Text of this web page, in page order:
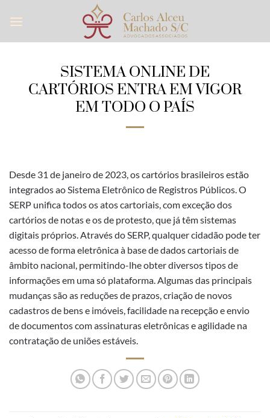
SISTEMA ONLINE DE
CARTÓRIOS ENTRA EM VIGOR
EM TODO O PAÍS
Desde 31 de janeiro de 2023, os cartórios brasileiros estão
integrados ao Sistema Eletrônico de Registros Públicos. O
SERP unifica todos os atos cartoriais, com exceção dos
cartórios de notas e os de protesto, que já têm sistemas
digitais próprios. Através do SERP, qualquer cidadão pode ter
acesso de forma eletrônica à base de dados cartoriais de
âmbito nacional, permitindo-lhe obter diversos tipos de
informações em uma só plataforma. Algumas das principais
mudanças são as reduções de prazos, criação de novos
cadastros de bens e imóveis, facilidade na recepção e envio
de documentos com assinaturas eletrônicas e agilidade na
contratação de uniões estáveis.